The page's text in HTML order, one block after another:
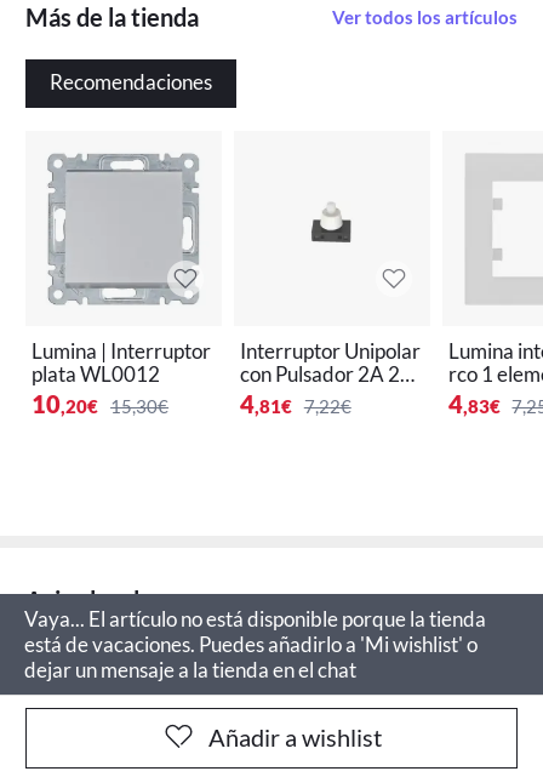
Más de la tienda Ver todos los artículos
Recomendaciones
Lumina | Interruptor
plata WL0012
10,20€ 15,30€
Interruptor Unipolar
con Pulsador 2A 25
0V Blanco
4,81€ 7,22€
Lumina
rco 1
co polar
4,83€
Aviso legal
Vaya... El artículo no está disponible porque la tienda
está de vacaciones. Puedes añadirlo a 'Mi wishlist' o
dejar un mensaje a la tienda en el chat
Añadir a wishlist